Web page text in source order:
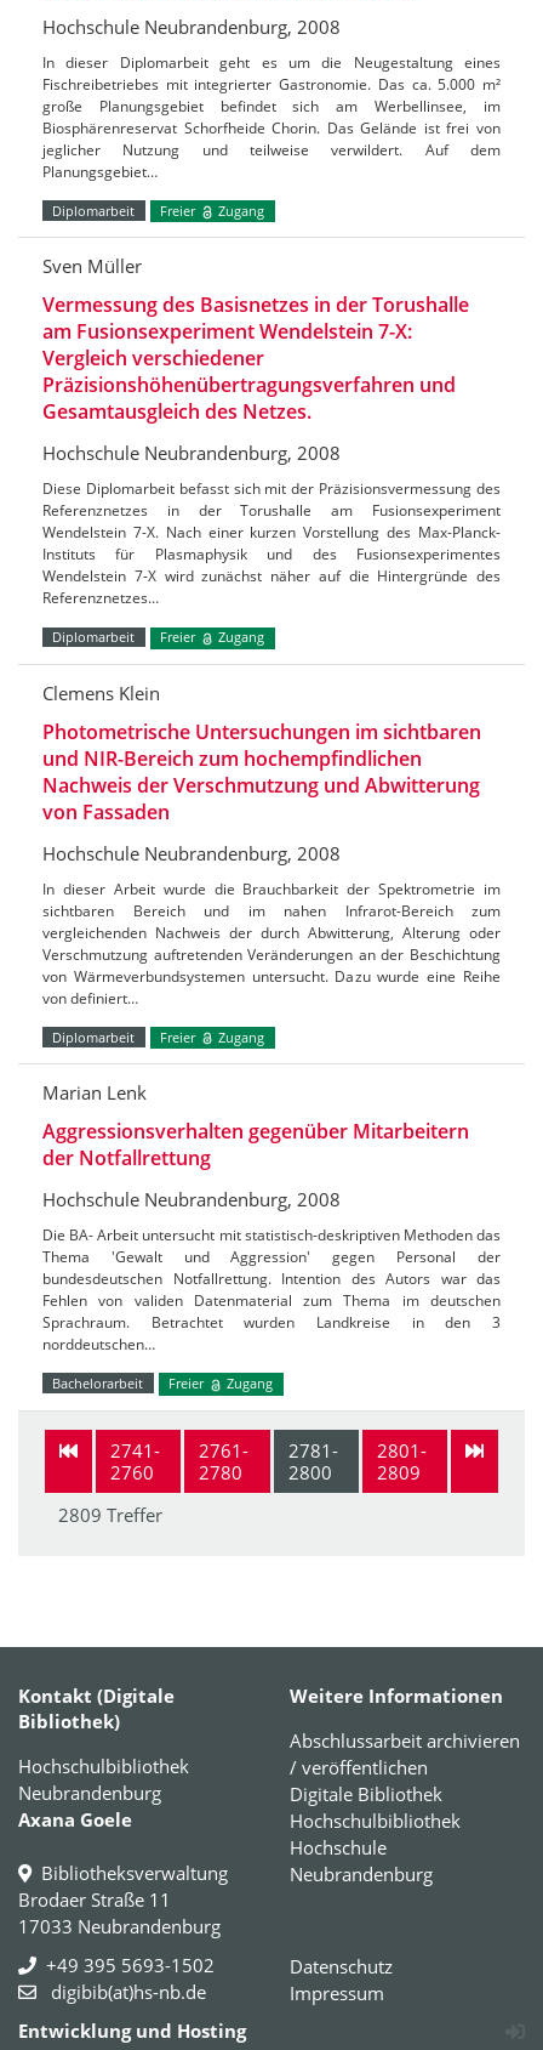
Hochschule Neubrandenburg, 2008
In dieser Diplomarbeit geht es um die Neugestaltung eines
Fischreibetriebes mit integrierter Gastronomie. Das ca. 5.000 m²
große Planungsgebiet befindet sich am Werbellinsee, im
Biosphärenreservat Schorfheide Chorin. Das Gelände ist frei von
jeglicher Nutzung und teilweise verwildert. Auf dem
Planungsgebiet…
Diplomarbeit Freier Zugang
Sven Müller
Vermessung des Basisnetzes in der Torushalle
am Fusionsexperiment Wendelstein 7-X:
Vergleich verschiedener
Präzisionshöhenübertragungsverfahren und
Gesamtausgleich des Netzes.
Hochschule Neubrandenburg, 2008
Diese Diplomarbeit befasst sich mit der Präzisionsvermessung des
Referenznetzes in der Torushalle am Fusionsexperiment
Wendelstein 7-X. Nach einer kurzen Vorstellung des Max-Planck-
Instituts für Plasmaphysik und des Fusionsexperimentes
Wendelstein 7-X wird zunächst näher auf die Hintergründe des
Referenznetzes…
Diplomarbeit Freier Zugang
Clemens Klein
Photometrische Untersuchungen im sichtbaren
und NIR-Bereich zum hochempfindlichen
Nachweis der Verschmutzung und Abwitterung
von Fassaden
Hochschule Neubrandenburg, 2008
In dieser Arbeit wurde die Brauchbarkeit der Spektrometrie im
sichtbaren Bereich und im nahen Infrarot-Bereich zum
vergleichenden Nachweis der durch Abwitterung, Alterung oder
Verschmutzung auftretenden Veränderungen an der Beschichtung
von Wärmeverbundsystemen untersucht. Dazu wurde eine Reihe
von definiert…
Diplomarbeit Freier Zugang
Marian Lenk
Aggressionsverhalten gegenüber Mitarbeitern
der Notfallrettung
Hochschule Neubrandenburg, 2008
Die BA- Arbeit untersucht mit statistisch-deskriptiven Methoden das
Thema 'Gewalt und Aggression' gegen Personal der
bundesdeutschen Notfallrettung. Intention des Autors war das
Fehlen von validen Datenmaterial zum Thema im deutschen
Sprachraum. Betrachtet wurden Landkreise in den 3
norddeutschen…
Bachelorarbeit Freier Zugang
2741-
2760
2761-
2780
2781-
2800
2801-
2809
2809 Treffer
Kontakt (Digitale
Bibliothek)
Hochschulbibliothek
Neubrandenburg
Axana Goele
Bibliotheksverwaltung
Brodaer Straße 11
17033 Neubrandenburg
+49 395 5693-1502
digibib(at)hs-nb.de
Weitere Informationen
Abschlussarbeit archivieren
/ veröffentlichen
Digitale Bibliothek
Hochschulbibliothek
Hochschule
Neubrandenburg
Datenschutz
Impressum
Entwicklung und Hosting